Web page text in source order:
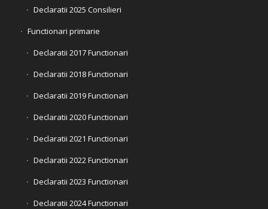
Declaratii 2025 Consilieri
Functionari primarie
Declaratii 2017 Functionari
Declaratii 2018 Functionari
Declaratii 2019 Functionari
Declaratii 2020 Functionari
Declaratii 2021 Functionari
Declaratii 2022 Functionari
Declaratii 2023 Functionari
Declaratii 2024 Functionari